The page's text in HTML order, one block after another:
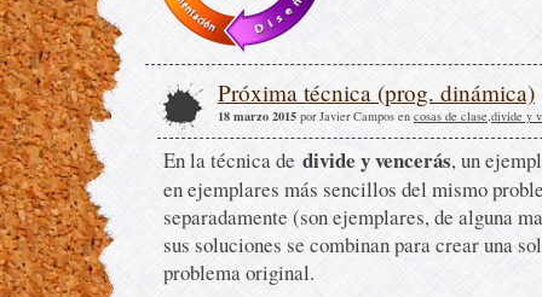
Próxima técnica (prog. dinámica)
18 marzo 2015 por Javier Campos en cosas de clase,divide y
En la técnica de divide y vencerás, un
en ejemplares más sencillos del mismo
separadamente (son ejemplares, de alguna
sus soluciones se combinan para crear una
problema original.